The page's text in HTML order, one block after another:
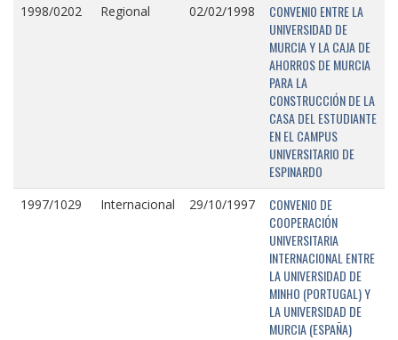
1998/0202 Regional 02/02/1998
CONVENIO ENTRE LA
UNIVERSIDAD DE
MURCIA Y LA CAJA DE
AHORROS DE MURCIA
PARA LA
CONSTRUCCIÓN DE LA
CASA DEL ESTUDIANTE
EN EL CAMPUS
UNIVERSITARIO DE
ESPINARDO
1997/1029 Internacional 29/10/1997
CONVENIO DE
COOPERACIÓN
UNIVERSITARIA
INTERNACIONAL ENTRE
LA UNIVERSIDAD DE
MINHO (PORTUGAL) Y
LA UNIVERSIDAD DE
MURCIA (ESPAÑA)